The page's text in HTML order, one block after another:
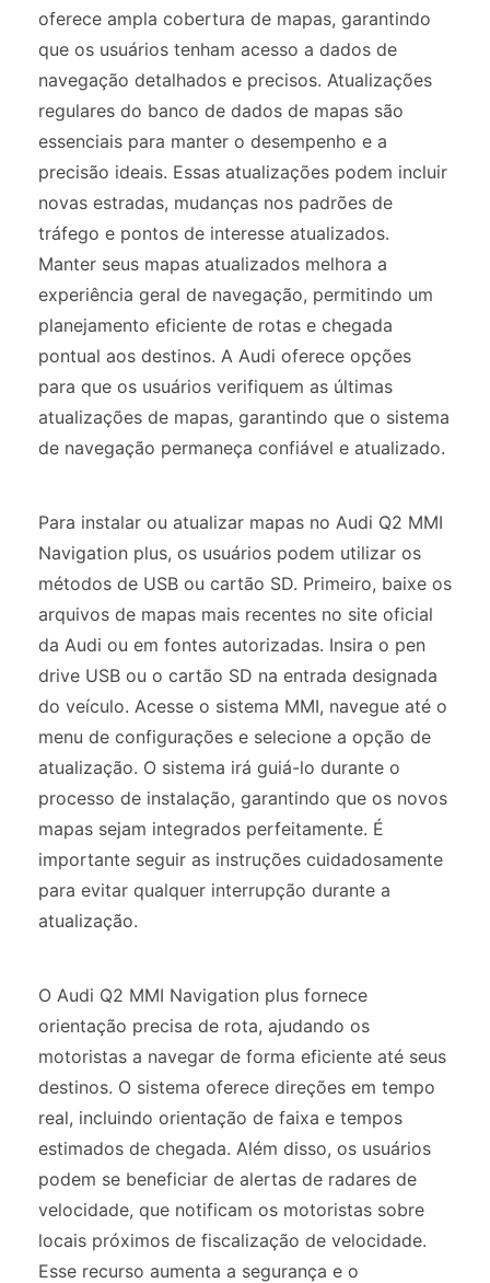
oferece ampla cobertura de mapas, garantindo
que os usuários tenham acesso a dados de
navegação detalhados e precisos. Atualizações
regulares do banco de dados de mapas são
essenciais para manter o desempenho e a
precisão ideais. Essas atualizações podem incluir
novas estradas, mudanças nos padrões de
tráfego e pontos de interesse atualizados.
Manter seus mapas atualizados melhora a
experiência geral de navegação, permitindo um
planejamento eficiente de rotas e chegada
pontual aos destinos. A Audi oferece opções
para que os usuários verifiquem as últimas
atualizações de mapas, garantindo que o sistema
de navegação permaneça confiável e atualizado.
Para instalar ou atualizar mapas no Audi Q2 MMI
Navigation plus, os usuários podem utilizar os
métodos de USB ou cartão SD. Primeiro, baixe os
arquivos de mapas mais recentes no site oficial
da Audi ou em fontes autorizadas. Insira o pen
drive USB ou o cartão SD na entrada designada
do veículo. Acesse o sistema MMI, navegue até o
menu de configurações e selecione a opção de
atualização. O sistema irá guiá-lo durante o
processo de instalação, garantindo que os novos
mapas sejam integrados perfeitamente. É
importante seguir as instruções cuidadosamente
para evitar qualquer interrupção durante a
atualização.
O Audi Q2 MMI Navigation plus fornece
orientação precisa de rota, ajudando os
motoristas a navegar de forma eficiente até seus
destinos. O sistema oferece direções em tempo
real, incluindo orientação de faixa e tempos
estimados de chegada. Além disso, os usuários
podem se beneficiar de alertas de radares de
velocidade, que notificam os motoristas sobre
locais próximos de fiscalização de velocidade.
Esse recurso aumenta a segurança e o